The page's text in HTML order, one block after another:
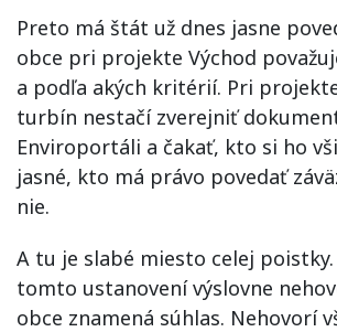
Preto má štát už dnes jasne
obce pri projekte Východ
a podľa akých kritérií. Pri
turbín nestačí zverejniť
Enviroportáli a čakať, kto si ho
jasné, kto má právo povedať
nie.
A tu je slabé miesto celej
tomto ustanovení výslovne
obce znamená súhlas. Nehovorí